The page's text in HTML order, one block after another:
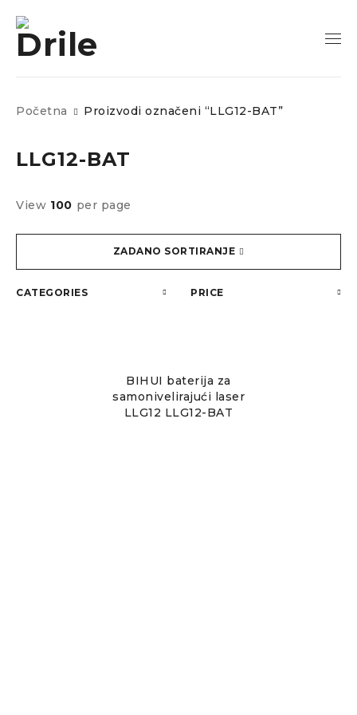
Početna Proizvodi označeni “LLG12-BAT”
LLG12-BAT
ZADANO SORTIRANJE
View 100 per page
CATEGORIES PRICE
BIHUI baterija za
samonivelirajući laser
LLG12 LLG12-BAT